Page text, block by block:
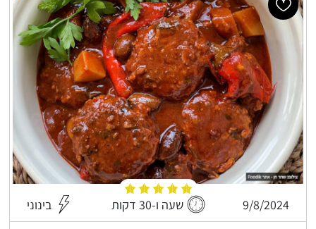
9/8/2024 שעה ו-30 דקות בינוני